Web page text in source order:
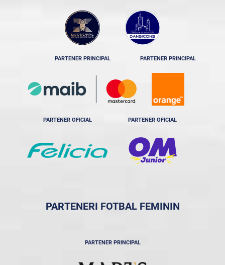
PARTENER PRINCIPAL PARTENER PRINCIPAL
PARTENER OFICIAL PARTENER OFICIAL
PARTENERI FOTBAL FEMININ
PARTENER PRINCIPAL